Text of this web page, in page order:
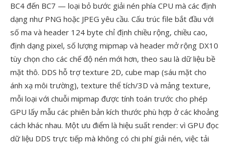
BC4 đến BC7 — loại bỏ bước giải nén phía CPU mà các định
dạng như PNG hoặc JPEG yêu cầu. Cấu trúc file bắt đầu với
số ma và header 124 byte chỉ định chiều rộng, chiều cao,
định dạng pixel, số lượng mipmap và header mở rộng DX10
tùy chọn cho các chế độ nén mới hơn, theo sau là dữ liệu bề
mặt thô. DDS hỗ trợ texture 2D, cube map (sáu mặt cho
ánh xạ môi trường), texture thể tích/3D và mảng texture,
mỗi loại với chuỗi mipmap được tính toán trước cho phép
GPU lấy mẫu các phiên bản kích thước phù hợp ở các khoảng
cách khác nhau. Một ưu điểm là hiệu suất render: vì GPU đọc
dữ liệu DDS trực tiếp mà không có chi phí giải nén, việc tải